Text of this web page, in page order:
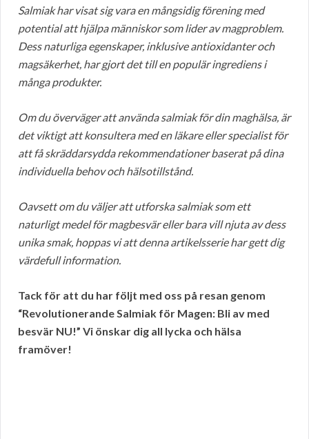
Salmiak har visat sig vara en mångsidig förening med
potential att hjälpa människor som lider av magproblem.
Dess naturliga egenskaper, inklusive antioxidanter och
magsäkerhet, har gjort det till en populär ingrediens i
många produkter.
Om du överväger att använda salmiak för din maghälsa, är
det viktigt att konsultera med en läkare eller specialist för
att få skräddarsydda rekommendationer baserat på dina
individuella behov och hälsotillstånd.
Oavsett om du väljer att utforska salmiak som ett
naturligt medel för magbesvär eller bara vill njuta av dess
unika smak, hoppas vi att denna artikelsserie har gett dig
värdefull information.
Tack för att du har följt med oss på resan genom
“Revolutionerande Salmiak för Magen: Bli av med
besvär NU!” Vi önskar dig all lycka och hälsa
framöver!